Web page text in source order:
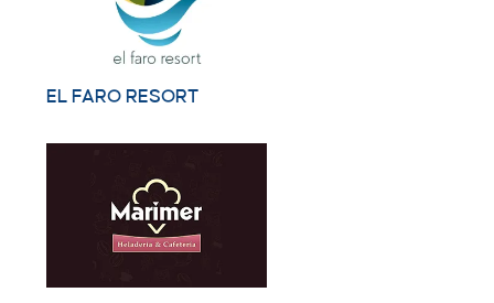
EL FARO RESORT